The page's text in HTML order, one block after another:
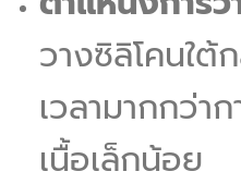
วางซิลิโคนใต้
เวลามากกว่า
เนื้อเล็กน้อย